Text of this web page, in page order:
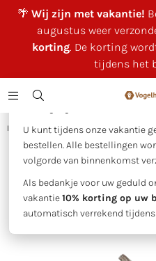
🌴 Wij zijn met vakantie!
augustus weer
korting. De korting
tijdens het
U kunt tijdens onze vakantie
bestellen. Alle bestellingen
volgorde van binnenkomst
Als bedankje voor uw geduld
vakantie10% korting op uw
automatisch verrekend
Huis Esschert Design - Vogelbad